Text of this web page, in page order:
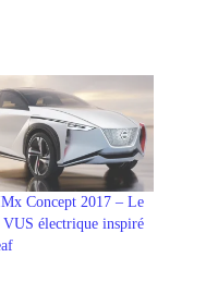
Concept 2017 – Le
électrique inspiré